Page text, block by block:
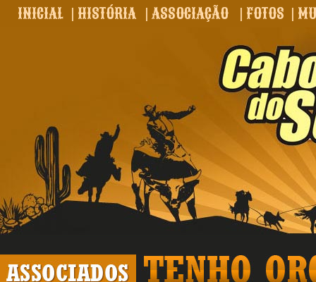
INICIAL | HISTÓRIA | ASSOCIAÇÃO | FOTOS |